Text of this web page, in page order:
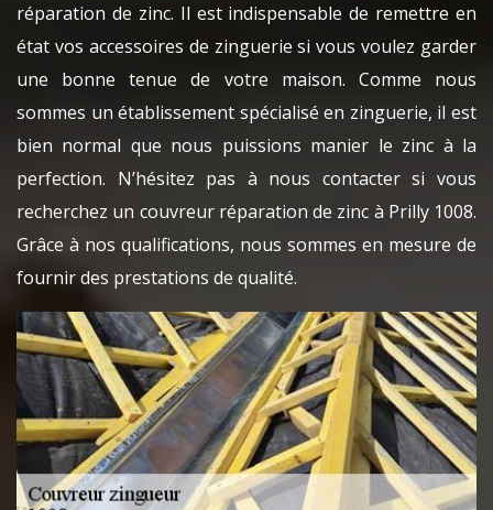
réparation de zinc. Il est indispensable de remettre en
état vos accessoires de zinguerie si vous voulez garder
une bonne tenue de votre maison. Comme nous
sommes un établissement spécialisé en zinguerie, il est
bien normal que nous puissions manier le zinc à la
perfection. N’hésitez pas à nous contacter si vous
recherchez un couvreur réparation de zinc à Prilly 1008.
Grâce à nos qualifications, nous sommes en mesure de
fournir des prestations de qualité.